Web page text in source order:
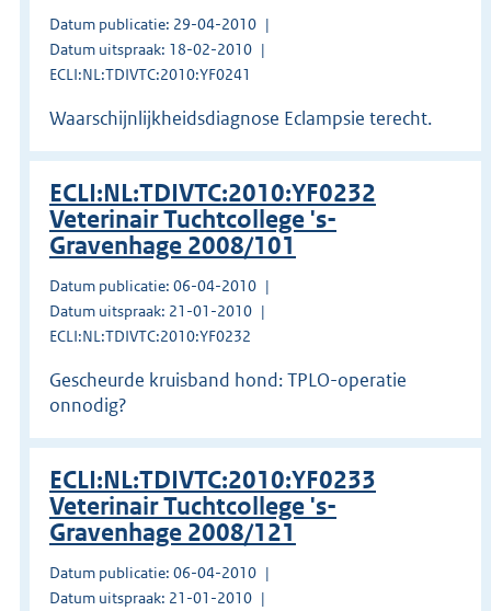
Datum publicatie: 29-04-2010
Datum uitspraak: 18-02-2010
ECLI:NL:TDIVTC:2010:YF0241
Waarschijnlijkheidsdiagnose Eclampsie terecht.
ECLI:NL:TDIVTC:2010:YF0232
Veterinair Tuchtcollege 's-
Gravenhage 2008/101
Datum publicatie: 06-04-2010
Datum uitspraak: 21-01-2010
ECLI:NL:TDIVTC:2010:YF0232
Gescheurde kruisband hond: TPLO-operatie
onnodig?
ECLI:NL:TDIVTC:2010:YF0233
Veterinair Tuchtcollege 's-
Gravenhage 2008/121
Datum publicatie: 06-04-2010
Datum uitspraak: 21-01-2010